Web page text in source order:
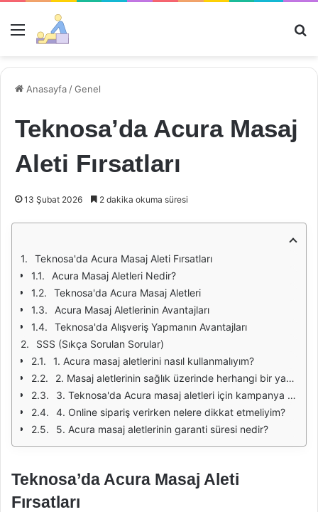
Menü
Anasayfa /Genel
Teknosa’da Acura Masaj
Aleti Fırsatları
13 Şubat 2026 2 dakika okuma süresi
Teknosa'da Acura Masaj Aleti Fırsatları
Acura Masaj Aletleri Nedir?
Teknosa'da Acura Masaj Aletleri
Acura Masaj Aletlerinin Avantajları
Teknosa'da Alışveriş Yapmanın Avantajları
SSS (Sıkça Sorulan Sorular)
1. Acura masaj aletlerini nasıl kullanmalıyım?
2. Masaj aletlerinin sağlık üzerinde herhangi bir yan etkisi var mı?
3. Teknosa'da Acura masaj aletleri için kampanya ve indirimler var mı?
4. Online sipariş verirken nelere dikkat etmeliyim?
5. Acura masaj aletlerinin garanti süresi nedir?
Teknosa’da Acura Masaj Aleti
Fırsatları